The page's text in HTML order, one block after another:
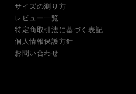
サイズの測り方
レビュー一覧
特定商取引法に基づく表記
個人情報保護方針
お問い合わせ